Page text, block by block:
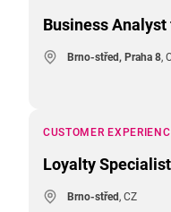
Business
Brno-střed, Praha 8,
CUSTOMER
Loyalty Specialist
Brno-střed, CZ